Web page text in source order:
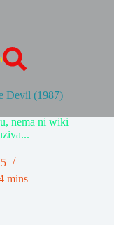
Devil (1987)
nema ni wiki
mins